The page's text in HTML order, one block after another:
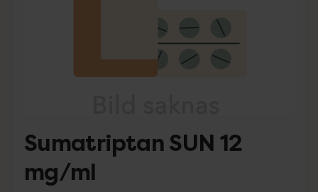
Sumatriptan SUN 12
mg/ml